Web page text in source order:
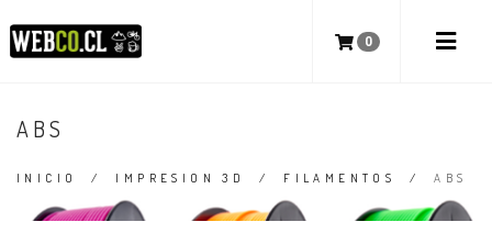
0
ABS
INICIO / IMPRESION 3D / FILAMENTOS /ABS